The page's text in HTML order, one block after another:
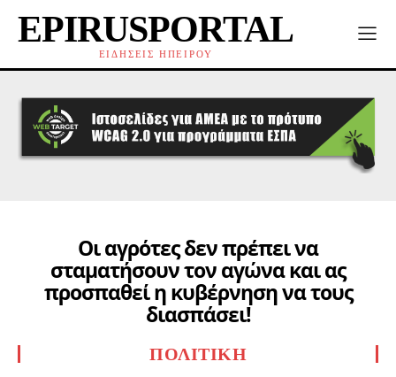
EPIRUSPORTAL
ΕΙΔΗΣΕΙΣ ΗΠΕΙΡΟΥ
Οι αγρότες δεν πρέπει να
σταματήσουν τον αγώνα και ας
προσπαθεί η κυβέρνηση να τους
διασπάσει!
ΠΟΛΙΤΙΚΉ